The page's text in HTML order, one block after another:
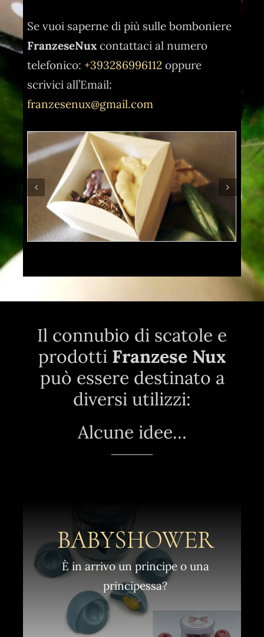
Se vuoi saperne di più sulle bomboniere
FranzeseNux contattaci al numero
telefonico:+393286996112 oppure
scrivici all’Email:
franzesenux@gmail.com
Il connubio di scatole e
prodotti Franzese Nux
può essere destinato a
diversi utilizzi:
Alcune idee…
BABYSHOWER
È in arrivo un principe o una
principessa?